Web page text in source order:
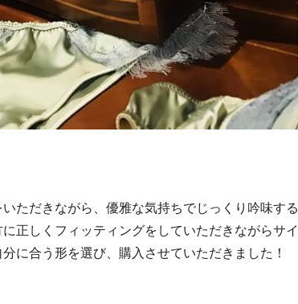
ただきながら、優雅な気持ちでじっくり吟味する
正しくフィッティングをしていただきながらサイ
に合う形を選び、購入させていただきました！